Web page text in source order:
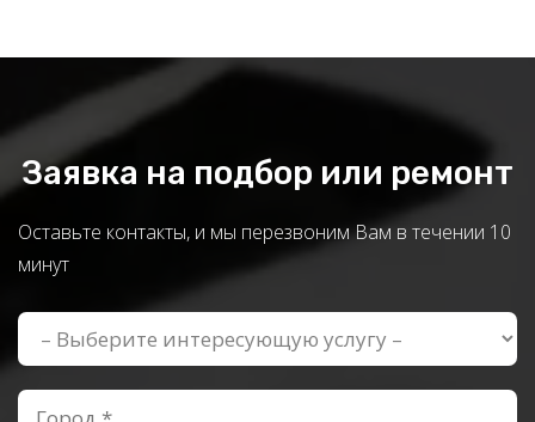
Заявка на подбор или ремонт
Оставьте контакты, и мы перезвоним Вам в течении 10
минут